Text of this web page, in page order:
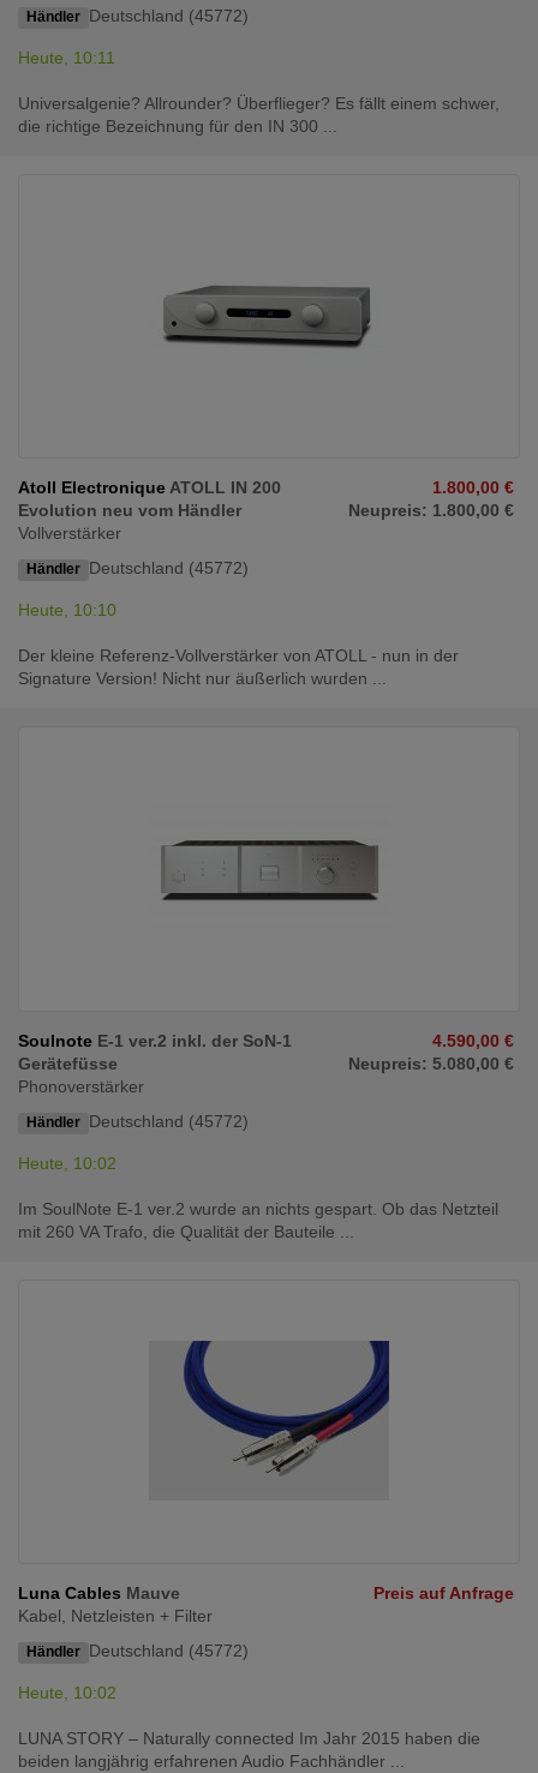
Händler Deutschland (45772)
Heute, 10:11
Universalgenie? Allrounder? Überflieger? Es fällt einem schwer,
die richtige Bezeichnung für den IN 300 ...
Atoll ElectroniqueATOLL IN 200
Evolution neu vom Händler
Vollverstärker
Händler Deutschland (45772)
1.800,00 €
Neupreis: 1.800,00 €
Heute, 10:10
Der kleine Referenz-Vollverstärker von ATOLL - nun in der
Signature Version! Nicht nur äußerlich wurden ...
Soulnote E-1 ver.2 inkl. der SoN-1
Gerätefüsse
Phonoverstärker
Händler Deutschland (45772)
4.590,00 €
Neupreis: 5.080,00 €
Heute, 10:02
Im SoulNote E-1 ver.2 wurde an nichts gespart. Ob das Netzteil
mit 260 VA Trafo, die Qualität der Bauteile ...
Luna Cables Mauve
Kabel, Netzleisten + Filter
Händler Deutschland (45772)
Preis auf Anfrage
Heute, 10:02
LUNA STORY – Naturally connected Im Jahr 2015 haben die
beiden langjährig erfahrenen Audio Fachhändler ...